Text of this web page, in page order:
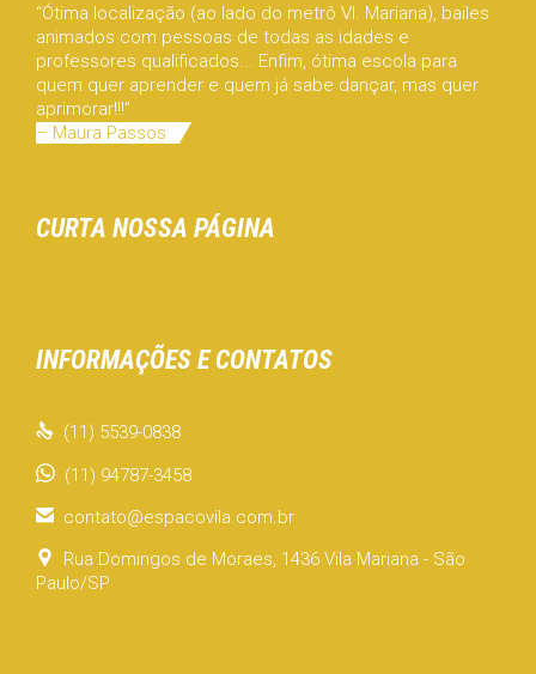
“Ótima localização (ao lado do metrô Vl. Mariana), bailes
animados com pessoas de todas as idades e
professores qualificados... Enfim, ótima escola para
quem quer aprender e quem já sabe dançar, mas quer
aprimorar!!!”
– Maura Passos
CURTA NOSSA PÁGINA
INFORMAÇÕES E CONTATOS
 (11) 5539-0838
(11) 94787-3458
 contato@espacovila.com.br

Rua Domingos de Moraes, 1436 Vila Mariana - São
Paulo/SP